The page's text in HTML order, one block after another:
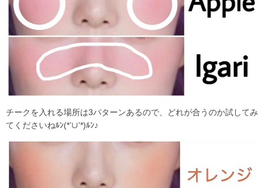
チークを入れる場所は3パターンあるので、どれが合うのか試してみ
てくださいねﾙﾝ(*’∪’*)ﾙﾝ♪